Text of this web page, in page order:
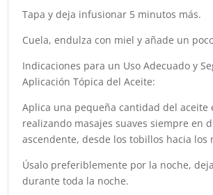
Tapa y deja infusionar 5 minutos más.
Cuela, endulza con miel y añade un
Indicaciones para un Uso Adecuado y
Aplicación Tópica del Aceite:
Aplica una pequeña cantidad del aceite
realizando masajes suaves siempre en
ascendente, desde los tobillos hacia los
Úsalo preferiblemente por la noche,
durante toda la noche.